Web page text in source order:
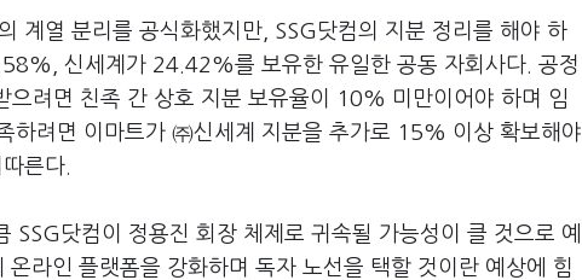
계열 분리를 공식화했지만, SSG닷컴의 지분 정리를 해야 하
신세계가 24.42%를 보유한 유일한 공동 자회사다. 공정
으려면 친족 간 상호 지분 보유율이 10% 미만이어야 하며 임
하려면 이마트가 ㈜신세계 지분을 추가로 15% 이상 확보해야
른다.
닷컴이 정용진 회장 체제로 귀속될 가능성이 클 것으로 예
라인 플랫폼을 강화하며 독자 노선을 택할 것이란 예상에 힘